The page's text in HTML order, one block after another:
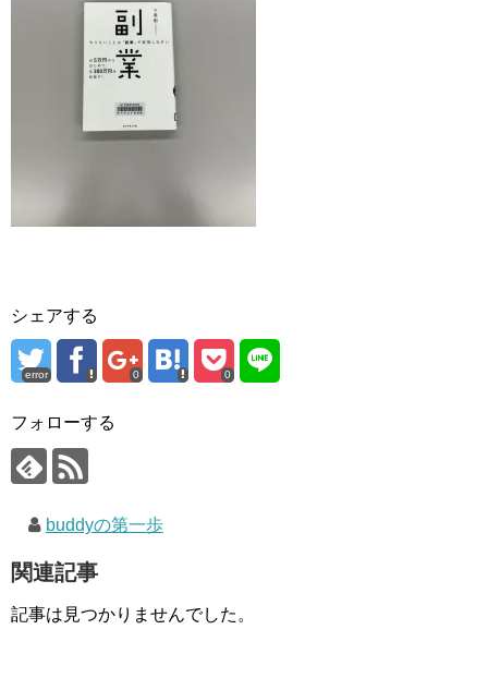
シェアする
error 0 0
フォローする
buddyの第一歩
関連記事
記事は見つかりませんでした。